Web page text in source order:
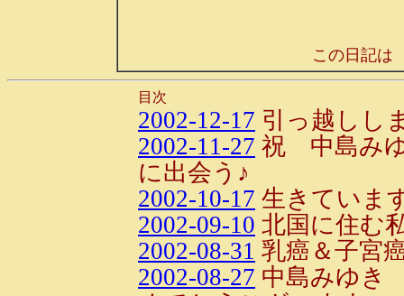
この日記は
目次
2002-12-17 引っ越しし
2002-11-27 祝 中島み
に出会う♪
2002-10-17 生きていま
2002-09-10 北国に住む
2002-08-31 乳癌＆子宮
2002-08-27 中島みゆき